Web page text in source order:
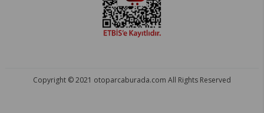
Copyright © 2021 otoparcaburada.com All Rights Reserved